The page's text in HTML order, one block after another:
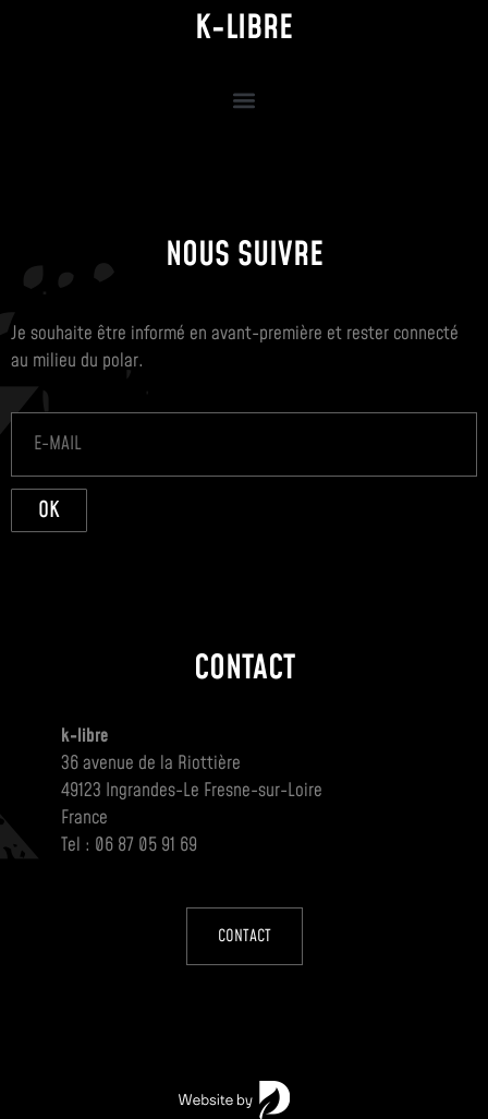
K-LIBRE
NOUS SUIVRE
Je souhaite être informé en avant-première et rester connecté
au milieu du polar.
OK
CONTACT
k-libre
36 avenue de la Riottière
49123 Ingrandes-Le Fresne-sur-Loire
France
Tel : 06 87 05 91 69
CONTACT